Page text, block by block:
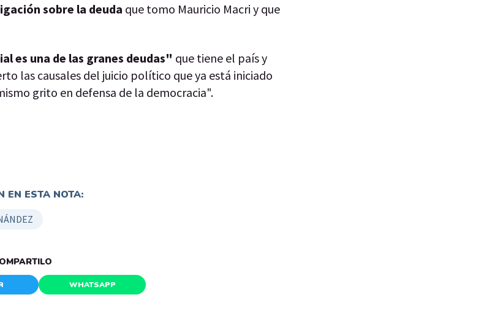
sobre la deuda que tomo Mauricio Macri y que
es una de las granes deudas" que tiene el país y
las causales del juicio político que ya está iniciado
grito en defensa de la democracia".
EN ESTA NOTA:
WHATSAPP